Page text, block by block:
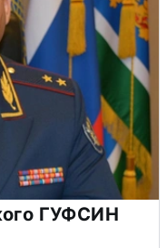
ГУФСИН